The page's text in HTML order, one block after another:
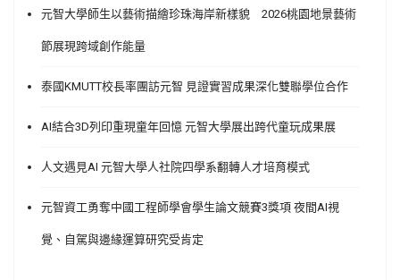
元智大學師生以藝術描繪珍珠海岸新樣貌 2026桃園地景藝術
節展現跨域創作能量
泰國KMUTT校長率團訪元智 見證實習成果深化雙聯學位合作
AI結合3D列印重現童年回憶 元智大學展出跨代童玩成果展
人文遇見AI 元智大學人社院四學系翻轉人才培育模式
元智資工勇奪中國工程師學會學生論文競賽3獎項 夜間AI視
覺、自駕與邊緣運算研究受肯定